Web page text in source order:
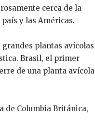
cerca de la
y las Américas.
grandes plantas avícolas
Brasil, el primer
de una planta avícola
de Columbia Británica,